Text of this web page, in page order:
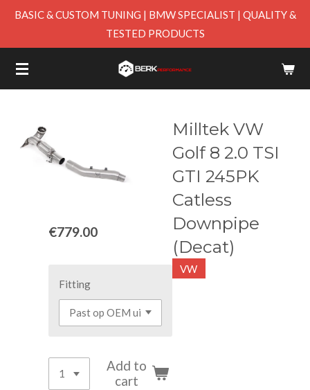
Skip
content
BASIC & CUSTOM TUNING | BMW SPECIALIST | QUALITY &
TESTED PRODUCTS
Milltek VW
Golf 8 2.0 TSI
GTI 245PK
Catless
Downpipe
(Decat)
VW
€779.00
Fitting
Add to
cart